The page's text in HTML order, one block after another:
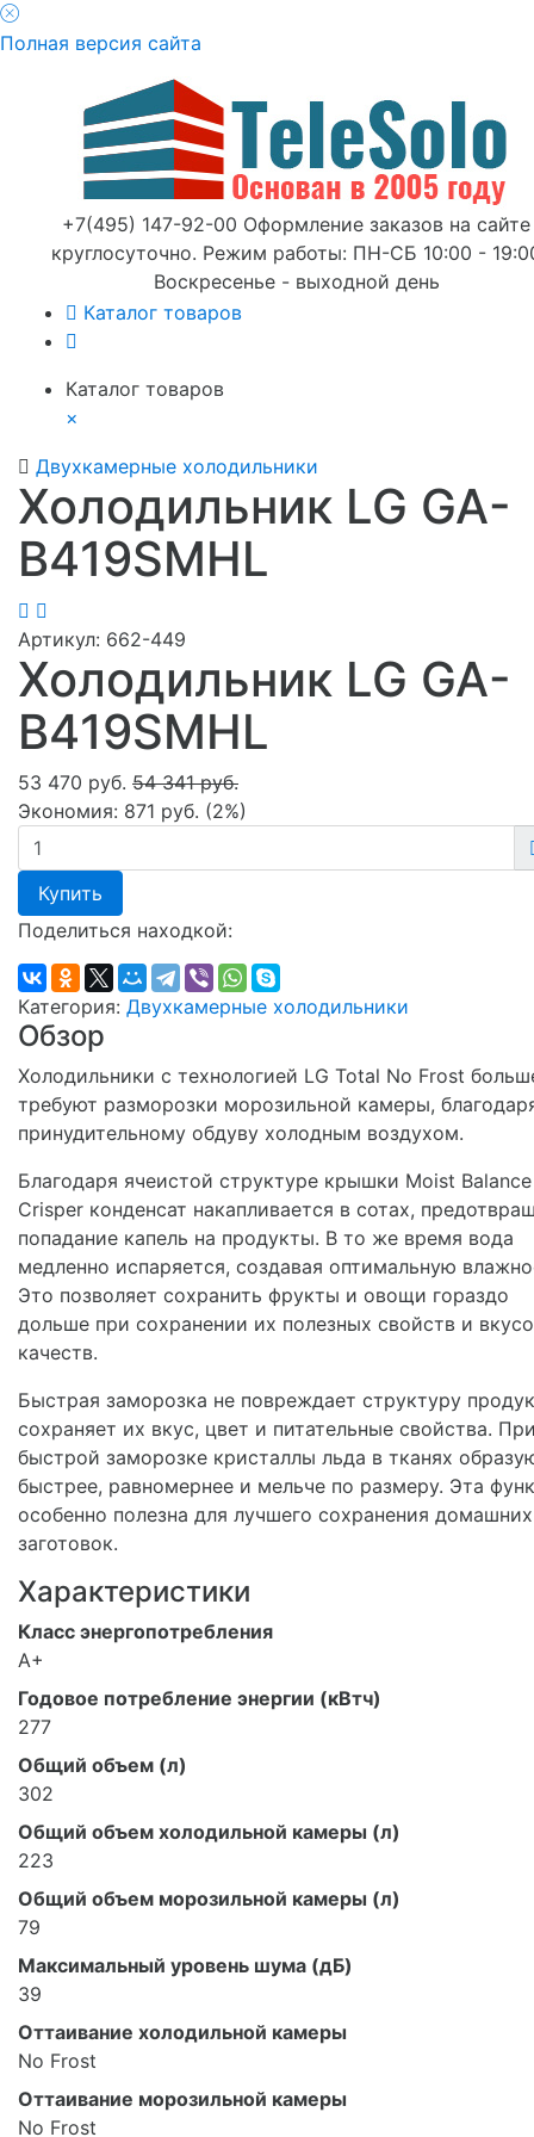
Полная версия сайта
+7(495) 147-92-00 Оформление заказов на сайте
круглосуточно. Режим работы: ПН-СБ 10:00 -
Воскресенье - выходной день
Каталог товаров
Каталог товаров
×
Двухкамерные холодильники
Холодильник LG GA-
B419SMHL
Артикул: 662-449
Холодильник LG GA-
B419SMHL
53 470 руб. 54 341 руб.
Экономия: 871 руб. (2%)
Купить
Поделиться находкой:
Категория: Двухкамерные холодильники
Обзор
Холодильники с технологией LG Total No Frost
требуют разморозки морозильной камеры,
принудительному обдуву холодным воздухом.
Благодаря ячеистой структуре крышки Moist Balance
Crisper конденсат накапливается в сотах,
попадание капель на продукты. В то же время вода
медленно испаряется, создавая оптимальную
Это позволяет сохранить фрукты и овощи гораздо
дольше при сохранении их полезных свойств и
качеств.
Быстрая заморозка не повреждает структуру
сохраняет их вкус, цвет и питательные свойства.
быстрой заморозке кристаллы льда в тканях
быстрее, равномернее и мельче по размеру. Эта
особенно полезна для лучшего сохранения домашних
заготовок.
Характеристики
Класс энергопотребления
A+
Годовое потребление энергии (кВтч)
277
Общий объем (л)
302
Общий объем холодильной камеры (л)
223
Общий объем морозильной камеры (л)
79
Максимальный уровень шума (дБ)
39
Оттаивание холодильной камеры
No Frost
Оттаивание морозильной камеры
No Frost